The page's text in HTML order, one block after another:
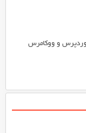
و ووکامرس